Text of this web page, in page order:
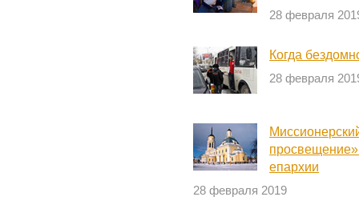
28 февраля
Когда
28 февраля
епархии
28 февраля 2019